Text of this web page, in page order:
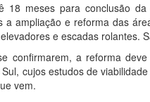
18 meses para conclusão
a ampliação e reforma das
e escadas rolantes.
confirmarem, a reforma
cujos estudos de
vem.